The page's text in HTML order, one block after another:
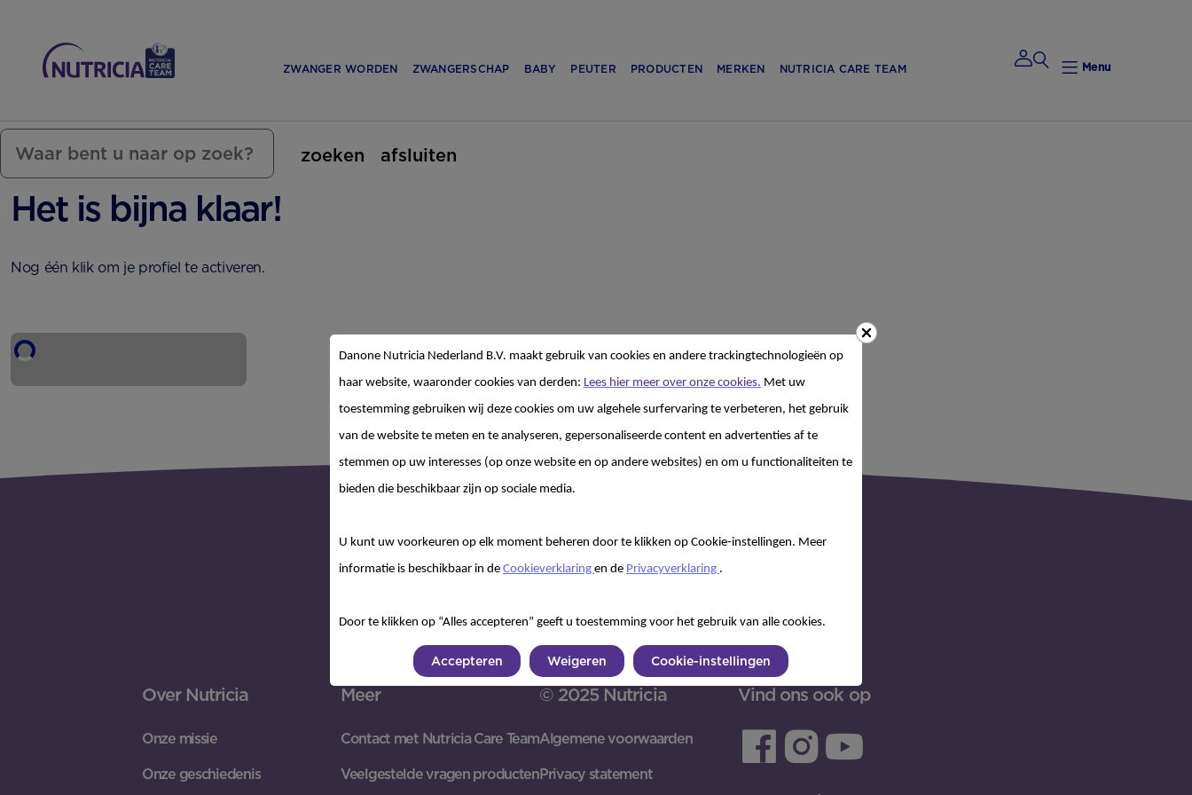
ZWANGER WORDEN ZWANGERSCHAP BABY PEUTER PRODUCTEN MERKEN NUTRICIA CARE TEAM Menu
zoeken afsluiten
Het is bijna klaar!
Nog één klik om je profiel te activeren.
UW ACCOUNT WORDT BEVESTIGD
Over Nutricia
Onze missie
Onze geschiedenis
Meer
Contact met Nutricia Care Team
Veelgestelde vragen producten
© 2025 Nutricia
Algemene voorwaarden
Privacy statement
Vind ons ook op
Danone Nutricia Nederland B.V. maakt gebruik van cookies en andere trackingtechnologieën op
haar website, waaronder cookies van derden: Lees hier meer over onze cookies. Met uw
toestemming gebruiken wij deze cookies om uw algehele surfervaring te verbeteren, het gebruik
van de website te meten en te analyseren, gepersonaliseerde content en advertenties af te
stemmen op uw interesses (op onze website en op andere websites) en om u functionaliteiten te
bieden die beschikbaar zijn op sociale media.
U kunt uw voorkeuren op elk moment beheren door te klikken op Cookie-instellingen. Meer
informatie is beschikbaar in de Cookieverklaring en de Privacyverklaring .
Door te klikken op “Alles accepteren” geeft u toestemming voor het gebruik van alle cookies.
Accepteren Weigeren Cookie-instellingen